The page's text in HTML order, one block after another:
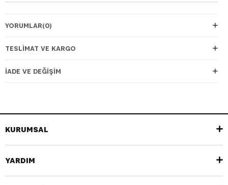
YORUMLAR(0)
TESLIMAT VE KARGO
İADE VE DEĞIŞIM
KURUMSAL
YARDIM